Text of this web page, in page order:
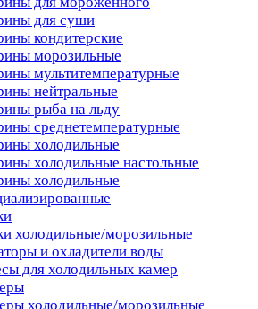
для суши
кондитерские
морозильные
мультитемпературные
нейтральные
рыба на льду
среднетемпературные
холодильные
холодильные настольные
холодильные
холодильные/морозильные
и охладители воды
для холодильных камер
холодильные/морозильные